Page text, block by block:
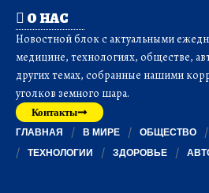
О НАС
Новостной блок с актуальными
медицине, технологиях, обществе,
других темах, собранные нашими
уголков земного шара.
Контакты
ГЛАВНАЯ В МИРЕ ОБЩЕСТВО
ТЕХНОЛОГИИ
ЗДОРОВЬЕ